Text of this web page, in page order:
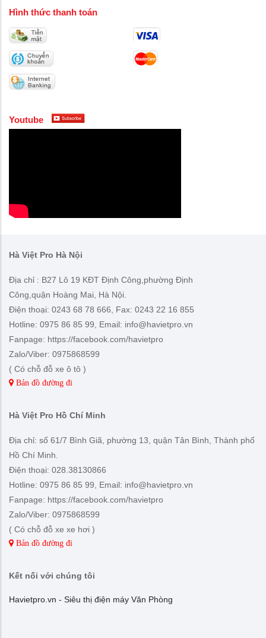
Hình thức thanh toán
Youtube
Hà Việt Pro Hà Nội
Địa chỉ : B27 Lô 19 KĐT Định Công,phường Định
Công,quận Hoàng Mai, Hà Nội.
Điện thoại: 0243 68 78 666, Fax: 0243 22 16 855
Hotline: 0975 86 85 99, Email: info@havietpro.vn
Fanpage: https://facebook.com/havietpro
Zalo/Viber: 0975868599
( Có chỗ đỗ xe ô tô )
Bản đồ đường đi
Hà Việt Pro Hồ Chí Minh
Địa chỉ: số 61/7 Bình Giã, phường 13, quận Tân Bình, Thành phố
Hồ Chí Minh.
Điện thoại: 028.38130866
Hotline: 0975 86 85 99, Email: info@havietpro.vn
Fanpage: https://facebook.com/havietpro
Zalo/Viber: 0975868599
( Có chỗ đỗ xe xe hơi )
Bản đồ đường đi
Kết nối với chúng tôi
Havietpro.vn - Siêu thị điện máy Văn Phòng